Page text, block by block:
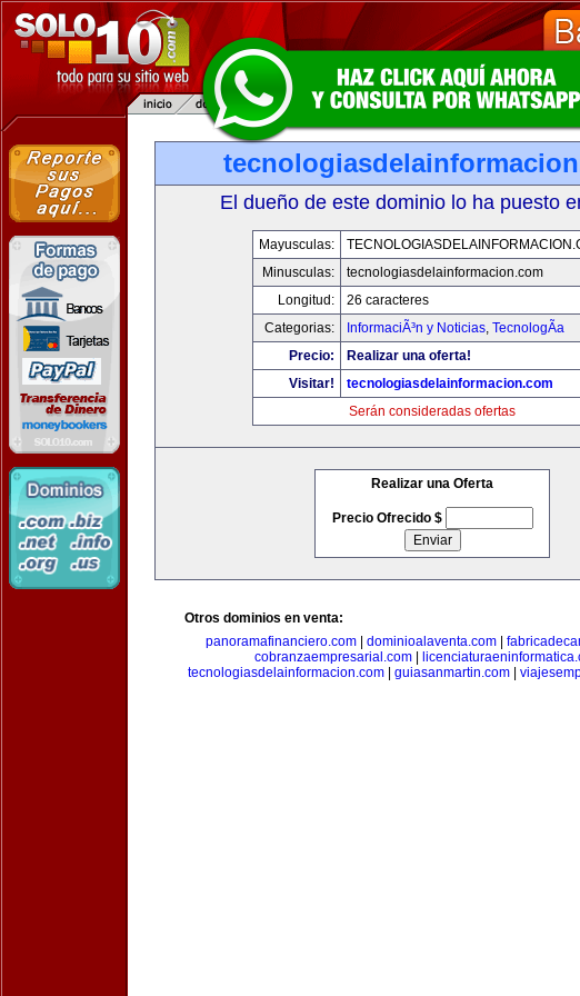
El dueño de este dominio lo ha puesto
Mayusculas:
Minusculas:
tecnologiasdelainformacion.com
Longitud:
26 caracteres
Categorias:
InformaciÃ³n y Noticias, TecnologÃ­a
Precio:
Realizar una oferta!
Visitar!
tecnologiasdelainformacion.com
Serán consideradas ofertas
Realizar una Oferta
Precio Ofrecido $
Otros dominios en venta:
panoramafinanciero.com
dominioalaventa.com
cobranzaempresarial.com
tecnologiasdelainformacion.com| guiasanmartin.com|